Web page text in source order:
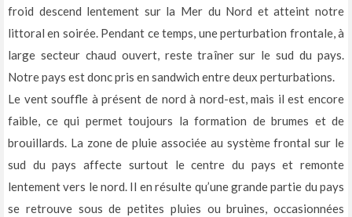
froid descend lentement sur la Mer du Nord et atteint notre
littoral en soirée. Pendant ce temps, une perturbation frontale, à
large secteur chaud ouvert, reste traîner sur le sud du pays.
Notre pays est donc pris en sandwich entre deux perturbations.
Le vent souffle à présent de nord à nord-est, mais il est encore
faible, ce qui permet toujours la formation de brumes et de
brouillards. La zone de pluie associée au système frontal sur le
sud du pays affecte surtout le centre du pays et remonte
lentement vers le nord. Il en résulte qu’une grande partie du pays
se retrouve sous de petites pluies ou bruines, occasionnées